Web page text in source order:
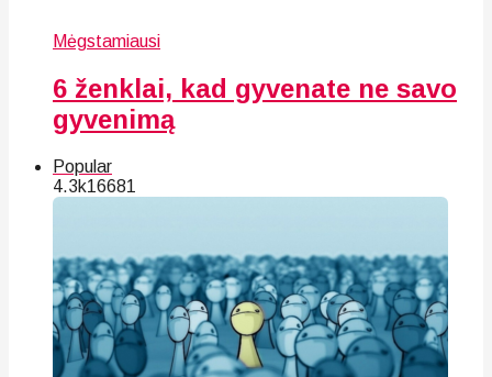
Mėgstamiausi
6 ženklai, kad gyvenate ne savo
gyvenimą
Popular
4.3k16681